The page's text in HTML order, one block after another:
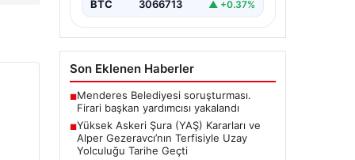
BTC 3066713 ▲ +0.37%
Son Eklenen Haberler
■Menderes Belediyesi soruşturması.
Firari başkan yardımcısı yakalandı
■Yüksek Askeri Şura (YAŞ) Kararları ve
Alper Gezeravcı’nın Terfisiyle Uzay
Yolculuğu Tarihe Geçti